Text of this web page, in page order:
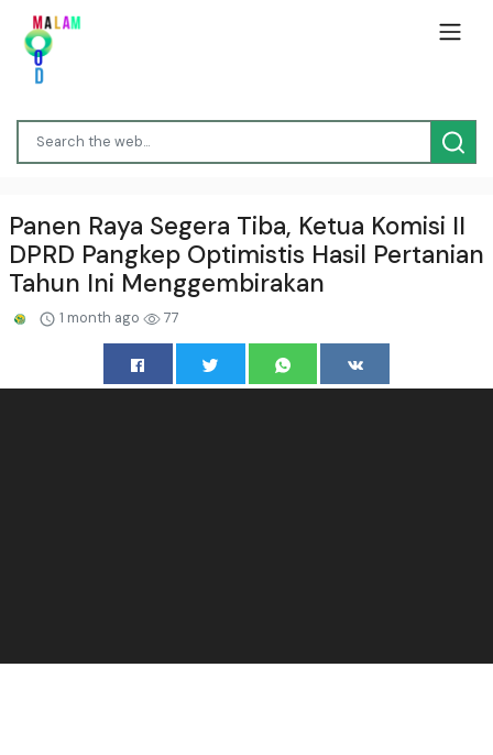
Panen Raya Segera Tiba, Ketua Komisi II
DPRD Pangkep Optimistis Hasil Pertanian
Tahun Ini Menggembirakan
1 month ago 77